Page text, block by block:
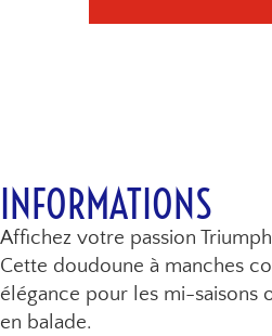
INFORMATIONS
Affichez votre passion
Cette doudoune à manches
élégance pour les mi-saisons
en balade.